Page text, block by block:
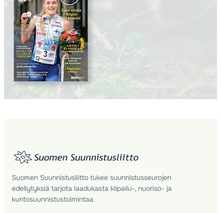
Suomen Suunnistusliitto tukee suunnistusseurojen
edellytyksiä tarjota laadukasta kilpailu-, nuoriso- ja
kuntosuunnistustoimintaa.